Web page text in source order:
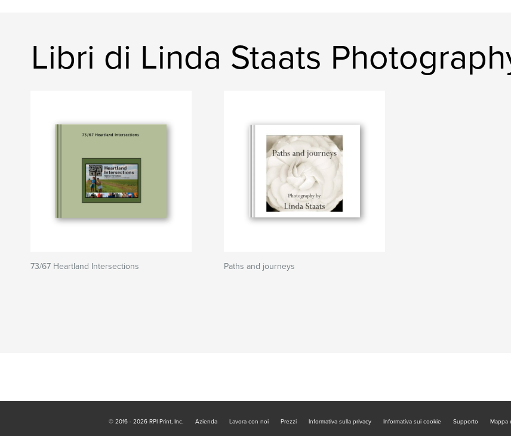
Libri di Linda Staats
73/67 Heartland Intersections Paths and journeys
© 2016 - 2026 RPI Print, Inc. Azienda Lavora con noi Prezzi Informativa sulla privacy Informativa sui cookie Supporto Mappa